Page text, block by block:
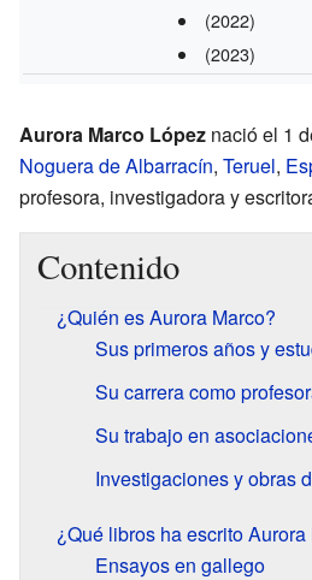
(2022)
(2023)
Aurora Marco López nació el 1
Noguera de Albarracín, Teruel,
profesora, investigadora y
Contenido
¿Quién es Aurora Marco?
Sus primeros años y
Su carrera como
Su trabajo en
Investigaciones y obras
¿Qué libros ha escrito Aurora
Ensayos en gallego